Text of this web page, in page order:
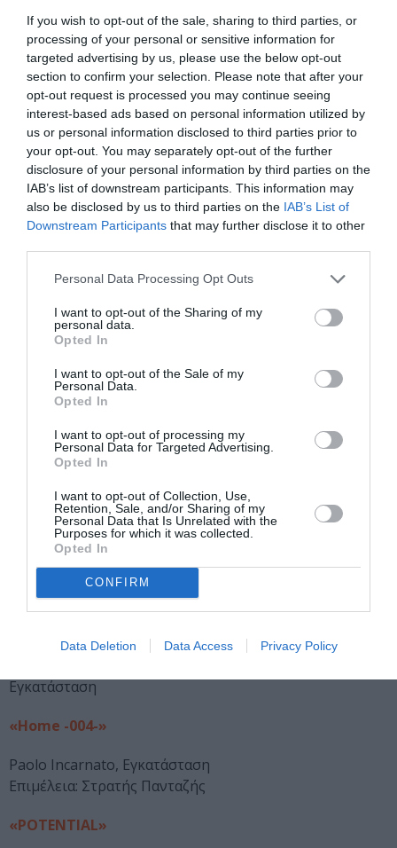
If you wish to opt-out of the sale, sharing to third parties, or
processing of your personal or sensitive information for
targeted advertising by us, please use the below opt-out
section to confirm your selection. Please note that after your
opt-out request is processed you may continue seeing
interest-based ads based on personal information utilized by
us or personal information disclosed to third parties prior to
your opt-out. You may separately opt-out of the further
disclosure of your personal information by third parties on the
IAB’s list of downstream participants. This information may
also be disclosed by us to third parties on the IAB’s List of
Downstream Participants that may further disclose it to other
Personal Data Processing Opt Outs
I want to opt-out of the Sharing of my
personal data.
Opted In
I want to opt-out of the Sale of my
Personal Data.
Opted In
I want to opt-out of processing my
Personal Data for Targeted Advertising.
Opted In
I want to opt-out of Collection, Use,
Retention, Sale, and/or Sharing of my
Personal Data that Is Unrelated with the
Purposes for which it was collected.
Opted In
CONFIRM
Data Deletion Data Access Privacy Policy
Νικολακοπούλου
Συμμετέχουν: Κώστας Τσώλης, Νίκος Τσώλης,
Ευφροσύνη Μυτιληναίου, Φίλιππος Τσιτσόπουλος,
Βασίλης Γεροδήμος, Ελένη Πανουκλιά, Νίκος
Παπαδημητρίου.
«Supplies! Supplies!»
Επιμέλεια: Johannes Rips
Συμμετέχουν: Akoart, Jannik Franzen, Lisa Großkopf,
Lars* Kollros, Raúl i. Lima, Jennifer Posny und Jonas
«With a Little Help from my Friends»
Επιμέλεια: Κυβέλη Ζώη, KYAN
Συμμετέχουν: Ιωάννης Αυγουστής, Ντίνος
Κυβέλη Ζωή Στενού, Ιωάννα Λημνιού.
Συμμετέχουν: Almuth Baumfalk, Sanna Duschek, Georg
Lange, Jörg Lange, Lap Yip, Dietmar “Willi Zodel”.
«We’re only interesting»
Επιμέλεια: Dimitri Yin, Phoenix Athens
Συμμετέχουν: Dimitri Yin, Alexandra Stamopoulou,
Εγκατάσταση
«Home -004-»
Paolo Incarnato, Εγκατάσταση
Επιμέλεια: Στρατής Πανταζής
«POTENTIAL»